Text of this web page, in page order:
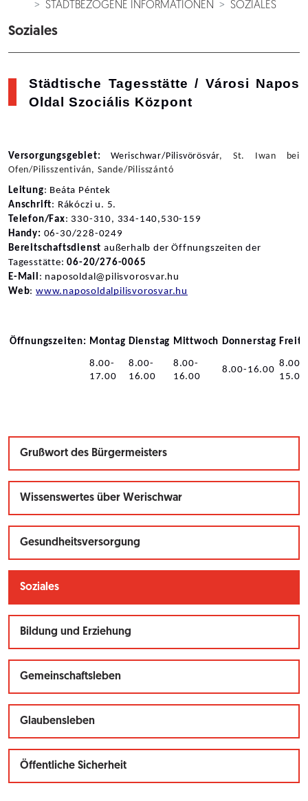
STADTBEZOGENE INFORMATIONEN
SOZIALES
Soziales
Städtische Tagesstätte / Városi Napos
Oldal Szociális Központ
Versorgungsgebiet: Werischwar/Pilisvörösvár, St. Iwan bei
Ofen/Pilisszentiván, Sande/Pilisszántó
Leitung: Beáta Péntek
Anschrift: Rákóczi u. 5.
Telefon/Fax: 330-310, 334-140,530-159
Handy: 06-30/228-0249
Bereitschaftsdienst außerhalb der Öffnungszeiten der
Tagesstätte: 06-20/276-0065
E-Mail : naposoldal@pilisvorosvar.hu
Web: www.naposoldalpilisvorosvar.hu
Öffnungszeiten: Montag Dienstag Mittwoch Donnerstag
8.00-
17.00
8.00-
16.00
8.00-
16.00
8.00-16.00
8.00-
15.00
Grußwort des Bürgermeisters
Wissenswertes über Werischwar
Gesundheitsversorgung
Soziales
Bildung und Erziehung
Gemeinschaftsleben
Glaubensleben
Öffentliche Sicherheit